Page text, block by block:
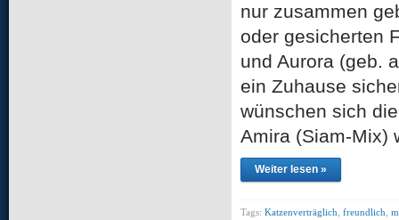
nur zusammen
oder gesicherten
und Aurora (geb.
ein Zuhause
wünschen sich
Amira (Siam-
Weiter lesen »
Tags: Katzenverträglich freundlich